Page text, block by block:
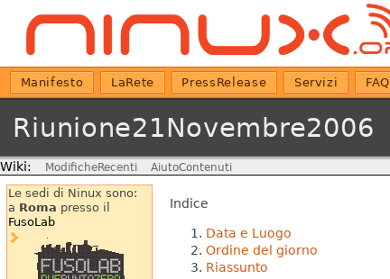
Manifesto LaRete PressRelease Servizi FAQ
Riunione21Novembre2006
Wiki: ModificheRecenti AiutoContenuti
Le sedi di Ninux sono:
a Roma presso il
FusoLab
Indice
Data e Luogo
Ordine del giorno
Riassunto